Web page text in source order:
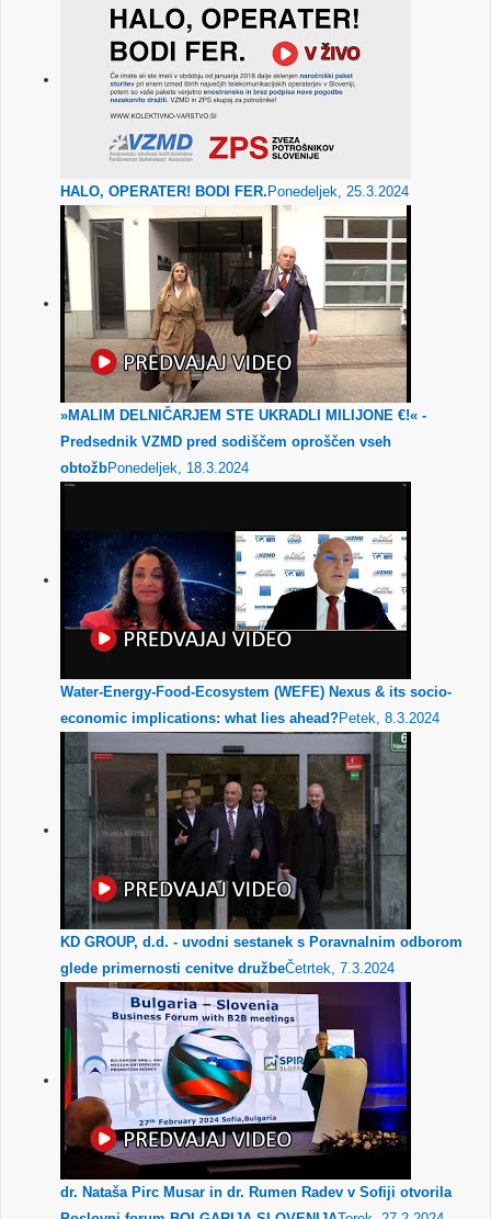
HALO, OPERATER! BODI FER. Ponedeljek, 25.3.2024
»MALIM DELNIČARJEM STE UKRADLI MILIJONE €!« -
Predsednik VZMD pred sodiščem oproščen vseh
obtožbPonedeljek, 18.3.2024
Water-Energy-Food-Ecosystem (WEFE) Nexus & its socio-
economic implications: what lies ahead?Petek, 8.3.2024
KD GROUP, d.d. - uvodni sestanek s Poravnalnim odborom
glede primernosti cenitve družbeČetrtek, 7.3.2024
dr. Nataša Pirc Musar in dr. Rumen Radev v Sofiji otvorila